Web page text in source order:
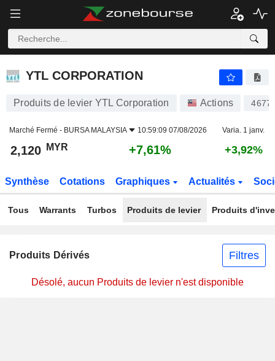
YTL CORPORATION
YTL CORPORATION
Produits de levier YTL Corporation Actions 4677
Marché Fermé - BURSA MALAYSIA 10:59:09 07/08/2026 Varia. 1 janv.
2,120 MYR +7,61% +3,92%
Synthèse Cotations Graphiques Actualités
Tous Warrants Turbos Produits de levier Produits
Produits Dérivés Filtres
Désolé, aucun Produits de levier n'est disponible